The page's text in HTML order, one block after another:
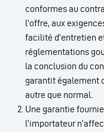
conformes au
l’offre, aux
facilité d’entretien
réglementations
la conclusion du
garantit également
autre que normal.
Une garantie
l’importateur